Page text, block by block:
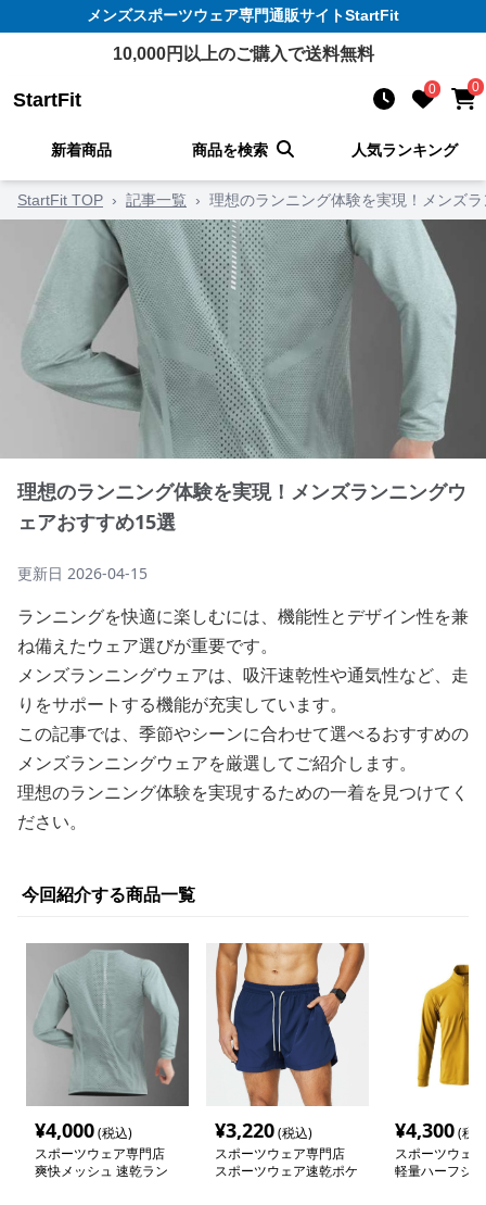
メンズスポーツウェア専門通販サイトStartFit
10,000円以上のご購入で送料無料
StartFit 0 0
新着商品 商品を検索 人気ランキング
StartFit TOP › 記事一覧 › 理想のランニング体験を実現！メンズ
理想のランニング体験を実現！メンズランニングウ
ェアおすすめ15選
更新日 2026-04-15
ランニングを快適に楽しむには、機能性とデザイン性を兼
ね備えたウェア選びが重要です。
メンズランニングウェアは、吸汗速乾性や通気性など、走
りをサポートする機能が充実しています。
この記事では、季節やシーンに合わせて選べるおすすめの
メンズランニングウェアを厳選してご紹介します。
理想のランニング体験を実現するための一着を見つけてく
ださい。
今回紹介する商品一覧
¥4,000(税込)
スポーツウェア専門店
爽快メッシュ 速乾ラン
¥3,220(税込)
スポーツウェア専門店
スポーツウェア速乾ポケ
¥4,300(税
スポーツウェ
軽量ハーフジ